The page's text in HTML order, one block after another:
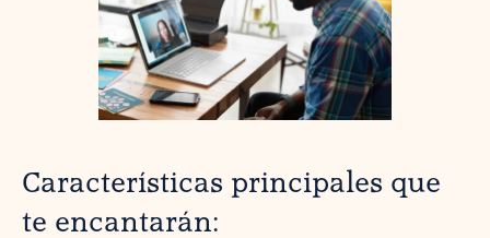
Características principales que
te encantarán: